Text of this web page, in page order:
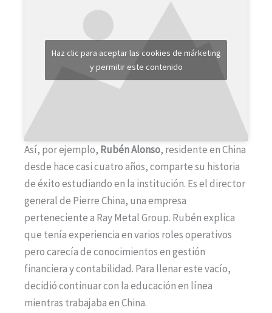
Haz clic para aceptar las cookies de márketing
y permitir este contenido
Así, por ejemplo, Rubén Alonso, residente en China
desde hace casi cuatro años, comparte su historia
de éxito estudiando en la institución. Es el director
general de Pierre China, una empresa
perteneciente a Ray Metal Group. Rubén explica
que tenía experiencia en varios roles operativos
pero carecía de conocimientos en gestión
financiera y contabilidad. Para llenar este vacío,
decidió continuar con la educación en línea
mientras trabajaba en China.